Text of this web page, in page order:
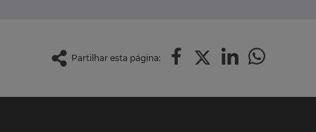
Partilhar esta página: